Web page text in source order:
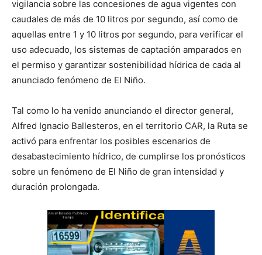
vigilancia sobre las concesiones de agua vigentes con
caudales de más de 10 litros por segundo, así como de
aquellas entre 1 y 10 litros por segundo, para verificar el
uso adecuado, los sistemas de captación amparados en
el permiso y garantizar sostenibilidad hídrica de cada al
anunciado fenómeno de El Niño.
Tal como lo ha venido anunciando el director general,
Alfred Ignacio Ballesteros, en el territorio CAR, la Ruta se
activó para enfrentar los posibles escenarios de
desabastecimiento hídrico, de cumplirse los pronósticos
sobre un fenómeno de El Niño de gran intensidad y
duración prolongada.